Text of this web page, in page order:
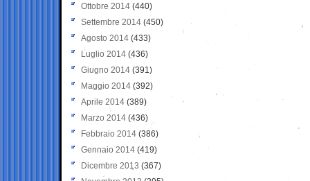
Ottobre 2014 (440)
Settembre 2014 (450)
Agosto 2014 (433)
Luglio 2014 (436)
Giugno 2014 (391)
Maggio 2014 (392)
Aprile 2014 (389)
Marzo 2014 (436)
Febbraio 2014 (386)
Gennaio 2014 (419)
Dicembre 2013 (367)